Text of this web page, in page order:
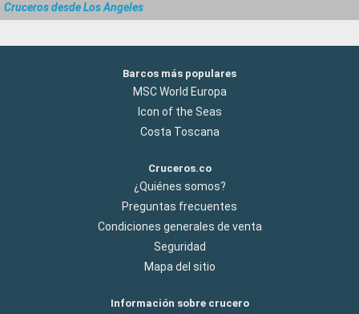
Cruceros desde Los Angeles
Barcos más populares
MSC World Europa
Icon of the Seas
Costa Toscana
Cruceros.co
¿Quiénes somos?
Preguntas frecuentes
Condiciones generales de venta
Seguridad
Mapa del sitio
Información sobre crucero